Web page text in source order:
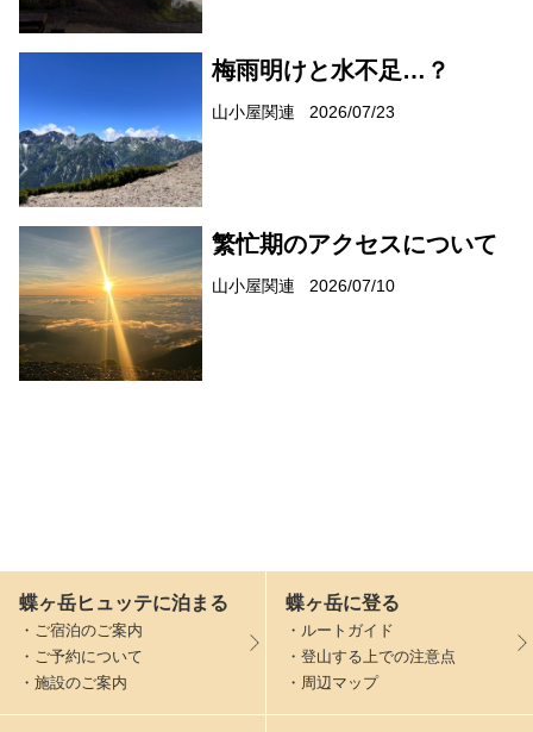
梅雨明けと水不足…？
山小屋関連 2026/07/23
繁忙期のアクセスについて
山小屋関連 2026/07/10
蝶ヶ岳ヒュッテに泊まる
・ご宿泊のご案内
・ご予約について
・施設のご案内
蝶ヶ岳に登る
・ルートガイド
・登山する上での注意点
・周辺マップ